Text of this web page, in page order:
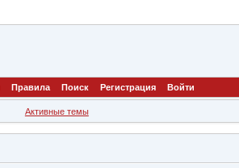
Правила Поиск Регистрация Войти
Активные темы